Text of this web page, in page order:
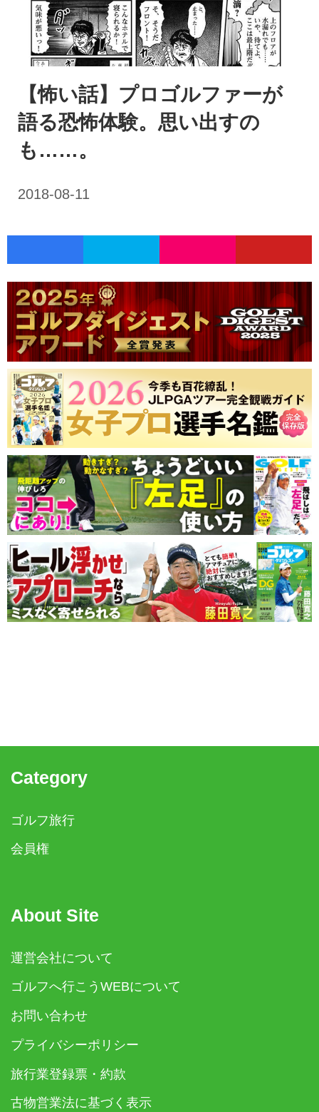
【怖い話】プロゴルファーが
語る恐怖体験。思い出すの
も……。
Category
ゴルフ旅行
会員権
About Site
運営会社について
ゴルフへ行こうWEBについて
お問い合わせ
プライバシーポリシー
旅行業登録票・約款
古物営業法に基づく表示